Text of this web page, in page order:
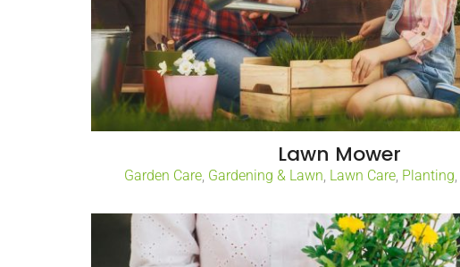
Lawn Mower
Garden Care, Gardening & Lawn, Lawn Care, Planting,